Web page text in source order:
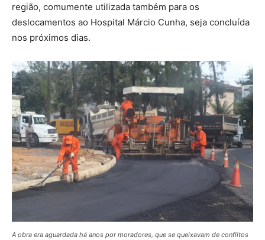
região, comumente utilizada também para os
deslocamentos ao Hospital Márcio Cunha, seja concluída
nos próximos dias.
A obra era aguardada há anos por moradores, que se queixavam de conflitos